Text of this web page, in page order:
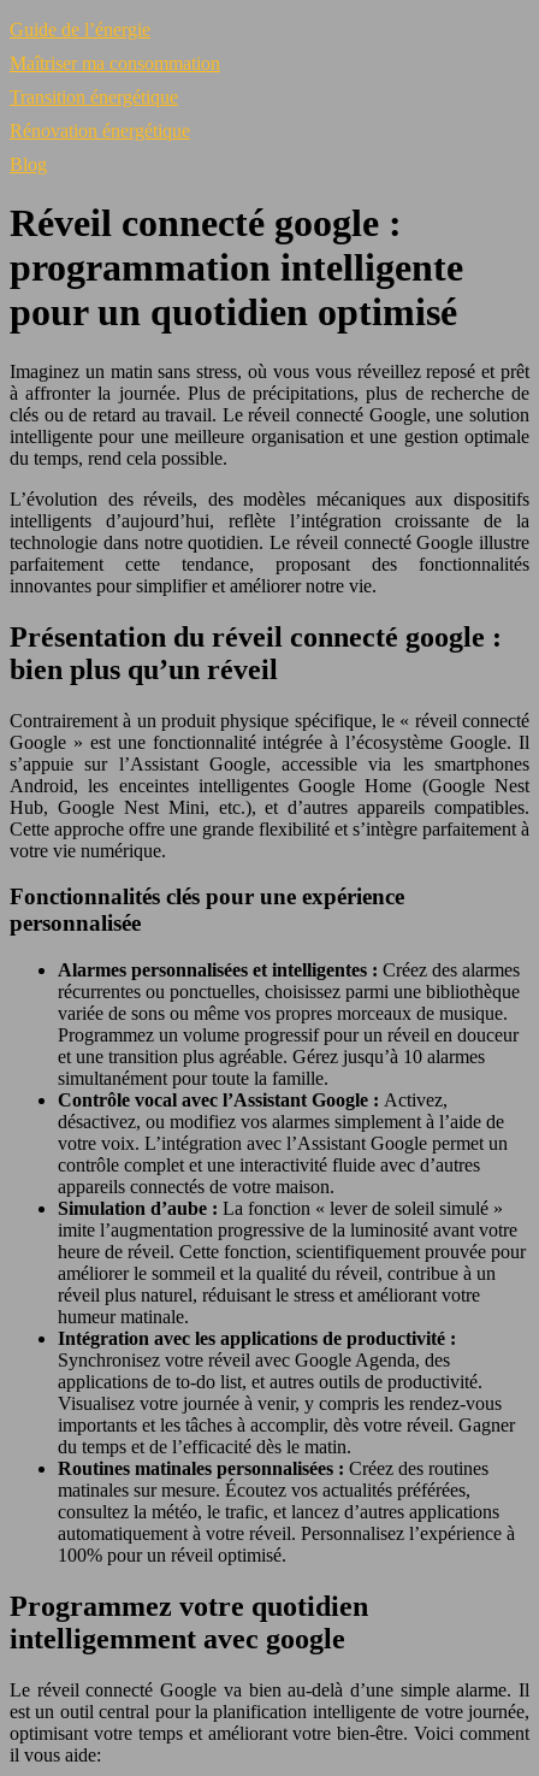
Guide de l’énergie
Maîtriser ma consommation
Transition énergétique
Rénovation énergétique
Blog
Réveil connecté google :
programmation intelligente
pour un quotidien optimisé
Imaginez un matin sans stress, où vous vous réveillez reposé et prêt
à affronter la journée. Plus de précipitations, plus de recherche de
clés ou de retard au travail. Le réveil connecté Google, une solution
intelligente pour une meilleure organisation et une gestion optimale
du temps, rend cela possible.
L’évolution des réveils, des modèles mécaniques aux dispositifs
intelligents d’aujourd’hui, reflète l’intégration croissante de la
technologie dans notre quotidien. Le réveil connecté Google illustre
parfaitement cette tendance, proposant des fonctionnalités
innovantes pour simplifier et améliorer notre vie.
Présentation du réveil connecté google :
bien plus qu’un réveil
Contrairement à un produit physique spécifique, le « réveil connecté
Google » est une fonctionnalité intégrée à l’écosystème Google. Il
s’appuie sur l’Assistant Google, accessible via les smartphones
Android, les enceintes intelligentes Google Home (Google Nest
Hub, Google Nest Mini, etc.), et d’autres appareils compatibles.
Cette approche offre une grande flexibilité et s’intègre parfaitement à
votre vie numérique.
Fonctionnalités clés pour une expérience
personnalisée
Alarmes personnalisées et intelligentes : Créez des alarmes
récurrentes ou ponctuelles, choisissez parmi une bibliothèque
variée de sons ou même vos propres morceaux de musique.
Programmez un volume progressif pour un réveil en douceur
et une transition plus agréable. Gérez jusqu’à 10 alarmes
simultanément pour toute la famille.
Contrôle vocal avec l’Assistant Google : Activez,
désactivez, ou modifiez vos alarmes simplement à l’aide de
votre voix. L’intégration avec l’Assistant Google permet un
contrôle complet et une interactivité fluide avec d’autres
appareils connectés de votre maison.
Simulation d’aube : La fonction « lever de soleil simulé »
imite l’augmentation progressive de la luminosité avant votre
heure de réveil. Cette fonction, scientifiquement prouvée pour
améliorer le sommeil et la qualité du réveil, contribue à un
réveil plus naturel, réduisant le stress et améliorant votre
humeur matinale.
Intégration avec les applications de productivité :
Synchronisez votre réveil avec Google Agenda, des
applications de to-do list, et autres outils de productivité.
Visualisez votre journée à venir, y compris les rendez-vous
importants et les tâches à accomplir, dès votre réveil. Gagner
du temps et de l’efficacité dès le matin.
Routines matinales personnalisées : Créez des routines
matinales sur mesure. Écoutez vos actualités préférées,
consultez la météo, le trafic, et lancez d’autres applications
automatiquement à votre réveil. Personnalisez l’expérience à
100% pour un réveil optimisé.
Programmez votre quotidien
intelligemment avec google
Le réveil connecté Google va bien au-delà d’une simple alarme. Il
est un outil central pour la planification intelligente de votre journée,
optimisant votre temps et améliorant votre bien-être. Voici comment
il vous aide: